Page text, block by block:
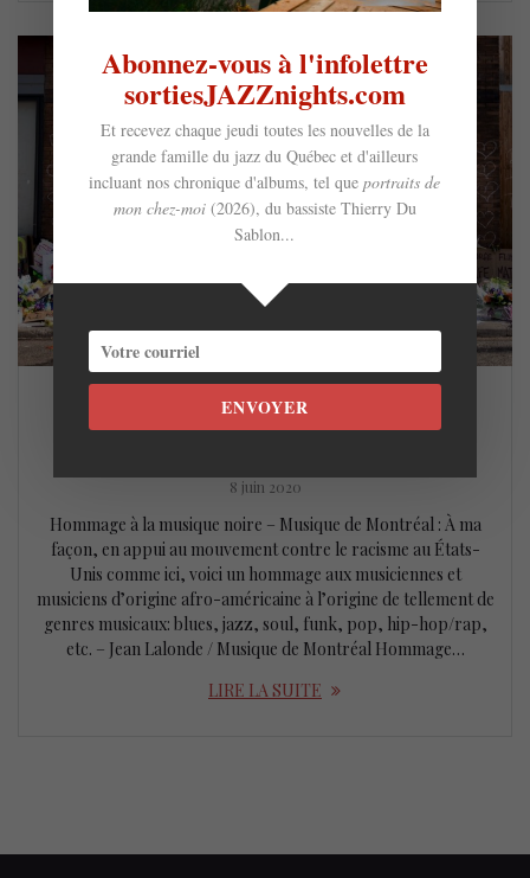
Musique de Montréal nous offre un
8 juin 2020
Hommage à la musique noire – Musique de Montréal : À ma
façon, en appui au mouvement contre le racisme au États-
Unis comme ici, voici un hommage aux musiciennes et
musiciens d’origine afro-américaine à l’origine de tellement de
genres musicaux: blues, jazz, soul, funk, pop, hip-hop/rap,
etc. – Jean Lalonde / Musique de Montréal Hommage…
LIRE LA SUITE
Abonnez-vous à l'infolettre
sortiesJAZZnights.com
Et recevez chaque jeudi toutes les nouvelles de la
grande famille du jazz du Québec et d'ailleurs
incluant nos chronique d'albums, tel queportraits de
mon chez-moi (2026), du bassiste Thierry Du
Sablon...
ENVOYER